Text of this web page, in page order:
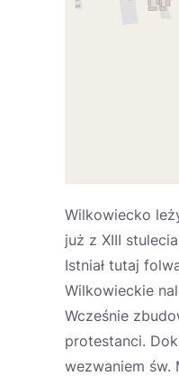
Wilkowiecko
już z XIII
Istniał tutaj
Wilkowieckie
Wcześnie
protestanci.
wezwaniem św.